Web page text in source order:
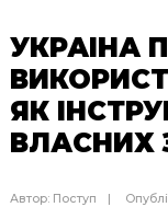
УКРАІНА
ЯК
ВЛАСНИХ
Автор: Поступ